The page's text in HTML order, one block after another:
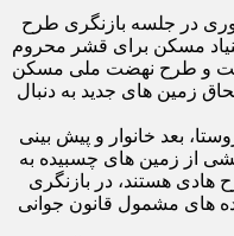
در جلسه بازنگری طرح
مسکن برای قشر محروم
و طرح نهضت ملی مسکن
زمین های جدید به دنبال
بعد خانوار و پیش بینی
از زمین های چسبیده به
هادی هستند، در بازنگری
های مشمول قانون جوانی